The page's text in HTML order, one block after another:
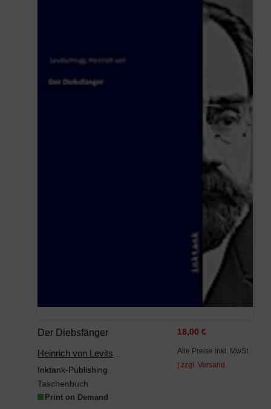
Der Diebsfänger
Heinrich von Levitschnigg
Inktank-Publishing
Taschenbuch
Print on Demand
18,00 €
Alle Preise inkl. MwSt
| zzgl. Versand